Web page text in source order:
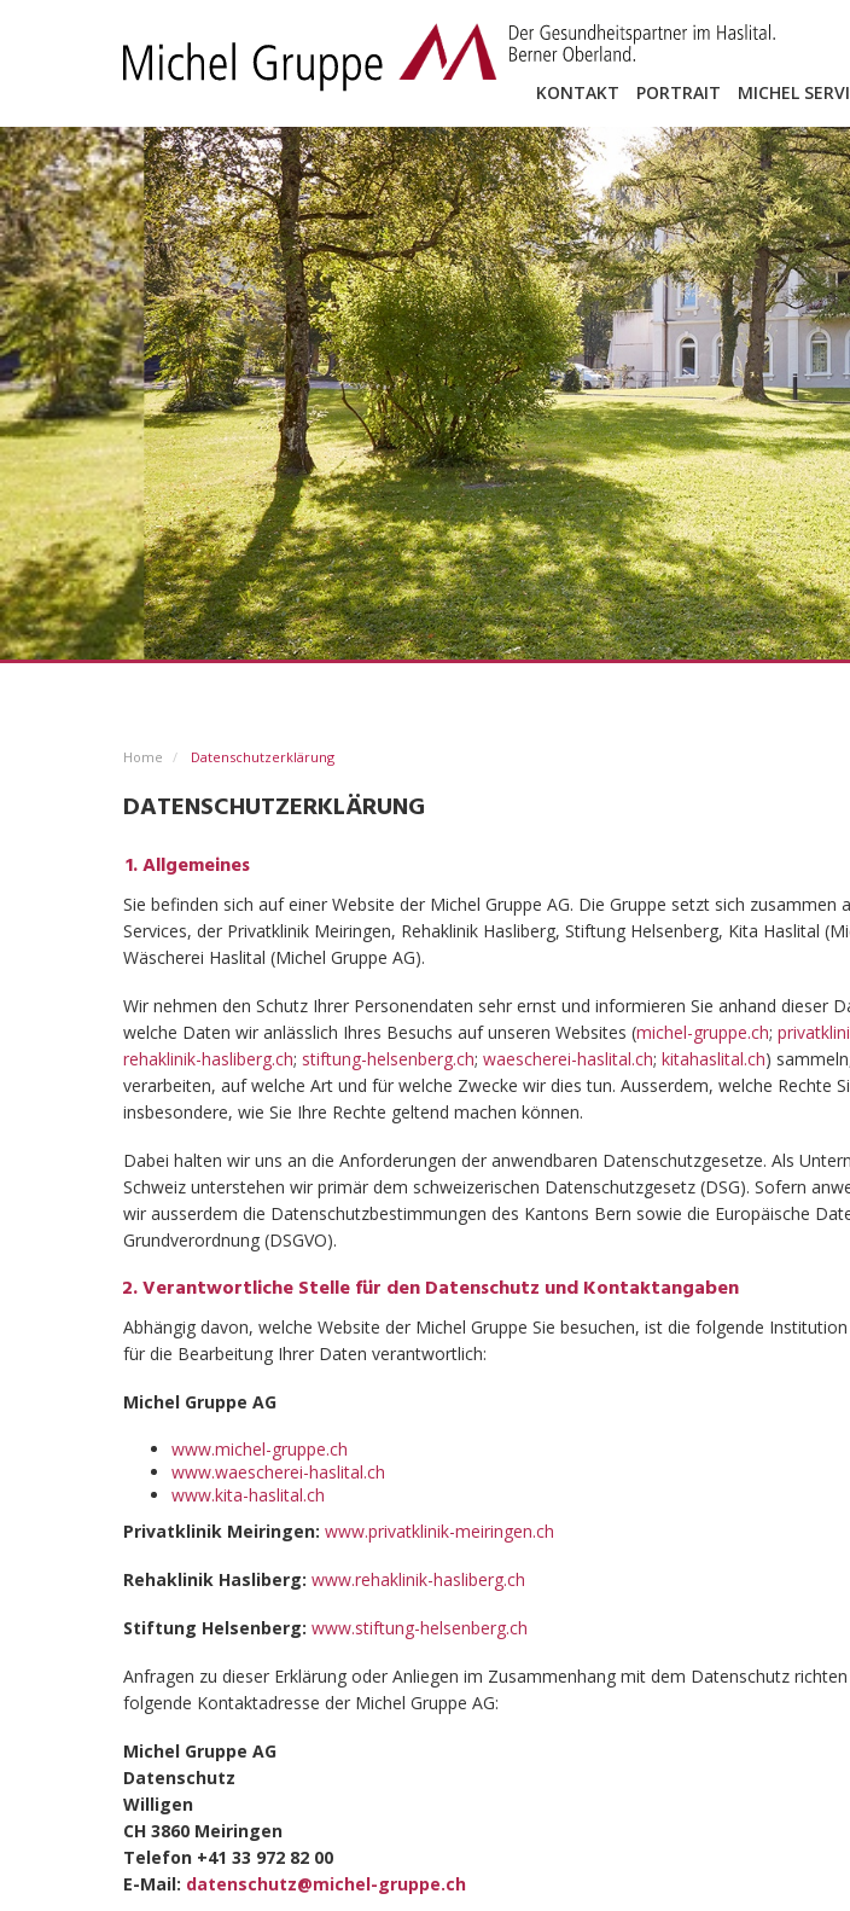
KONTAKT PORTRAIT MICHEL
Home Datenschutzerklärung
DATENSCHUTZERKLÄRUNG
Allgemeines
Sie befinden sich auf einer Website der Michel Gruppe AG. Die Gruppe setzt sich zusammen
Services, der Privatklinik Meiringen, Rehaklinik Hasliberg, Stiftung Helsenberg, Kita Haslital
Wäscherei Haslital (Michel Gruppe AG).
Wir nehmen den Schutz Ihrer Personendaten sehr ernst und informieren Sie anhand dieser
welche Daten wir anlässlich Ihres Besuchs auf unseren Websites (michel-gruppe.ch;
rehaklinik-hasliberg.ch; stiftung-helsenberg.ch; waescherei-haslital.ch; kitahaslital.ch)
verarbeiten, auf welche Art und für welche Zwecke wir dies tun. Ausserdem, welche Rechte
insbesondere, wie Sie Ihre Rechte geltend machen können.
Dabei halten wir uns an die Anforderungen der anwendbaren Datenschutzgesetze. Als
Schweiz unterstehen wir primär dem schweizerischen Datenschutzgesetz (DSG). Sofern
wir ausserdem die Datenschutzbestimmungen des Kantons Bern sowie die Europäische
Grundverordnung (DSGVO).
Verantwortliche Stelle für den Datenschutz und Kontaktangaben
Abhängig davon, welche Website der Michel Gruppe Sie besuchen, ist die folgende
für die Bearbeitung Ihrer Daten verantwortlich:
Michel Gruppe AG
www.michel-gruppe.ch
www.waescherei-haslital.ch
www.kita-haslital.ch
Privatklinik Meiringen: www.privatklinik-meiringen.ch
Rehaklinik Hasliberg: www.rehaklinik-hasliberg.ch
Stiftung Helsenberg: www.stiftung-helsenberg.ch
Anfragen zu dieser Erklärung oder Anliegen im Zusammenhang mit dem Datenschutz
folgende Kontaktadresse der Michel Gruppe AG:
Michel Gruppe AG
Datenschutz
Willigen
CH 3860 Meiringen
Telefon +41 33 972 82 00
E-Mail: datenschutz@michel-gruppe.ch
Blickpunkt
Das